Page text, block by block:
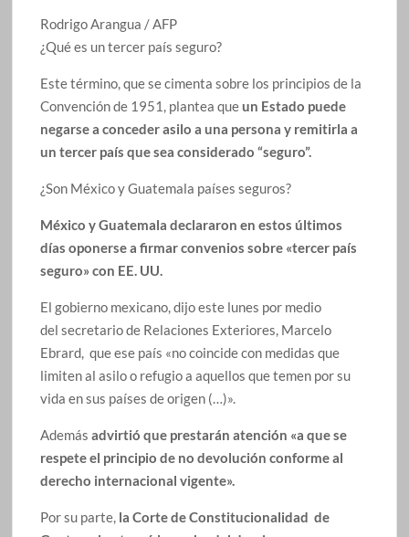
Rodrigo Arangua / AFP
¿Qué es un tercer país seguro?
Este término, que se cimenta sobre los principios de la
Convención de 1951, plantea queun Estado puede
negarse a conceder asilo a una persona y remitirla a
un tercer país que sea considerado “seguro”.
¿Son México y Guatemala países seguros?
México y Guatemala declararon en estos últimos
días oponerse a firmarconvenios sobre «tercer país
seguro» con EE. UU.
El gobierno mexicano, dijo este lunes por medio
del secretario de Relaciones Exteriores, Marcelo
Ebrard, que ese país «no coincide con medidas que
limiten al asilo o refugio a aquellos que temen por su
vida en sus países de origen (…)».
Ademásadvirtió que prestarán atención «a que se
respete el principio de no devolución conforme al
derecho internacional vigente».
Por su parte, la Corte de Constitucionalidad de